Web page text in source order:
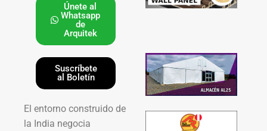
Únete al
Whatsapp
de
Arquitek
Suscríbete
al Boletín
El entorno construido de
la India negocia